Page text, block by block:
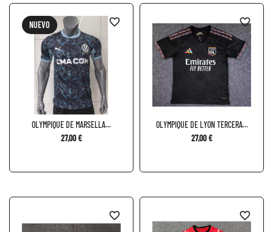
OLYMPIQUE DE MARSELLA...
27,00 €
NUEVO favorite_border
OLYMPIQUE DE LYON TERCERA...
27,00 €
favorite_border
favorite_border favorite_border